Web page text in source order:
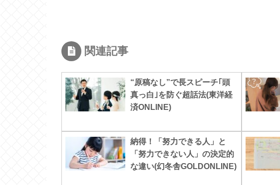
関連記事
“原稿なし”で長スピーチ｢頭
真っ白｣を防ぐ超話法(東洋経
済ONLINE)
納得！「努力できる人」と
「努力できない人」の決定的
な違い(幻冬舎GOLDONLINE)